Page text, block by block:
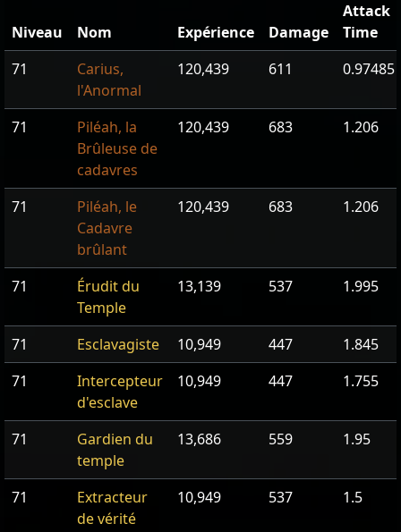
Niveau Nom Expérience Damage
Attack
Time
71
Carius,
l'Anormal
120,439 611 0.97485
71
Piléah, la
Brûleuse de
cadavres
120,439 683 1.206
71
Piléah, le
Cadavre
brûlant
120,439 683 1.206
71
Érudit du
Temple
13,139 537 1.995
71 Esclavagiste 10,949 447
1.845
71
Intercepteur
d'esclave
10,949 447 1.755
71
Gardien du
temple
13,686 559 1.95
71
Extracteur
de vérité
10,949 537 1.5